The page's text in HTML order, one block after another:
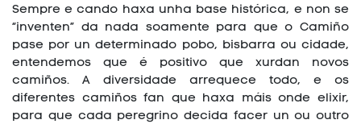
Sempre e cando haxa unha base histórica, e non se
“inventen” da nada soamente para que o Camiño
pase por un determinado pobo, bisbarra ou cidade,
entendemos que é positivo que xurdan novos
camiños. A diversidade arrequece todo, e os
diferentes camiños fan que haxa máis onde elixir,
para que cada peregrino decida facer un ou outro